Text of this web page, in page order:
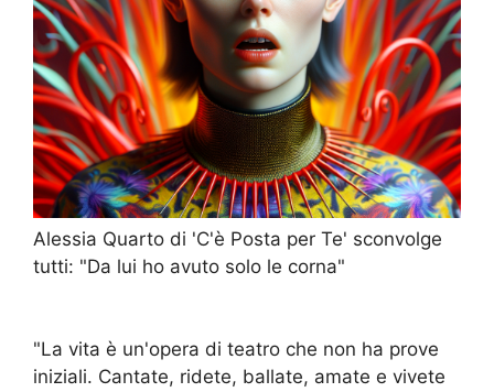
Alessia Quarto di 'C'è Posta per Te' sconvolge
tutti: "Da lui ho avuto solo le corna"
"La vita è un'opera di teatro che non ha prove
iniziali. Cantate, ridete, ballate, amate e vivete